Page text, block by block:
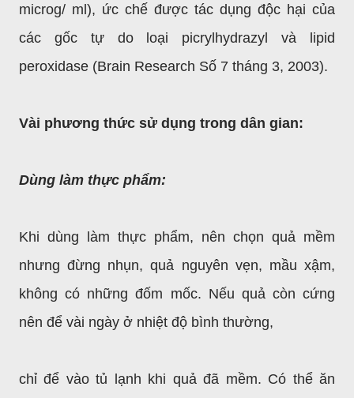
microg/ ml), ức chế được tác dụng độc hại của
các gốc tự do loại picrylhydrazyl và lipid
peroxidase (Brain Research Số 7 tháng 3, 2003).
Vài phương thức sử dụng trong dân gian:
Dùng làm thực phẩm:
Khi dùng làm thực phẩm, nên chọn quả mềm
nhưng đừng nhụn, quả nguyên vẹn, mầu xậm,
không có những đốm mốc. Nếu quả còn cứng
nên để vài ngày ở nhiệt độ bình thường,
chỉ để vào tủ lạnh khi quả đã mềm. Có thể ăn